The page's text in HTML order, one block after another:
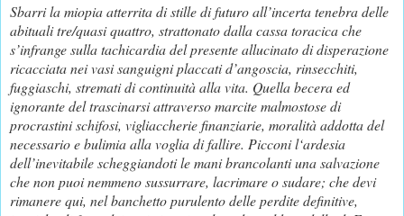
Sbarri la miopia atterrita di stille di futuro all’incerta tenebra delle
abituali tre/quasi quattro, strattonato dalla cassa toracica che
s’infrange sulla tachicardia del presente allucinato di disperazione
ricacciata nei vasi sanguigni placcati d’angoscia, rinsecchiti,
fuggiaschi, stremati di continuità alla vita. Quella becera ed
ignorante del trascinarsi attraverso marcite malmostose di
procrastini schifosi, vigliaccherie finanziarie, moralità addotta del
necessario e bulimia alla voglia di fallire. Picconi l‘ardesia
dell’inevitabile scheggiandoti le mani brancolanti una salvazione
che non puoi nemmeno sussurrare, lacrimare o sudare; che devi
rimanere qui, nel banchetto purulento delle perdite definitive,